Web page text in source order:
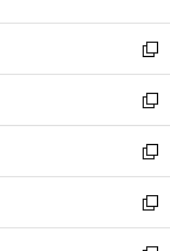
開
く
ウ
で
開
く
ン
ド
ウ
で
開
く
ウ
ィ
ン
ド
ウ
で
開
く
新
し
い
ウ
ィ
ン
ド
ウ
新
し
い
ウ
ィ
ン
新
し
い
ウ
新
し